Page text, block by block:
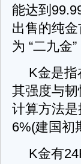
能达到
出售的纯
为 “二九金”
K金是
其强度与韧
计算方法
6%(建国初
K金有